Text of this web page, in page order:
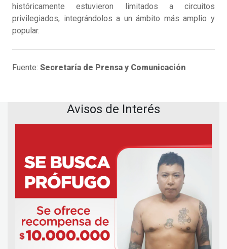
históricamente estuvieron limitados a circuitos
privilegiados, integrándolos a un ámbito más amplio y
popular.
Fuente: Secretaría de Prensa y Comunicación
Avisos de Interés